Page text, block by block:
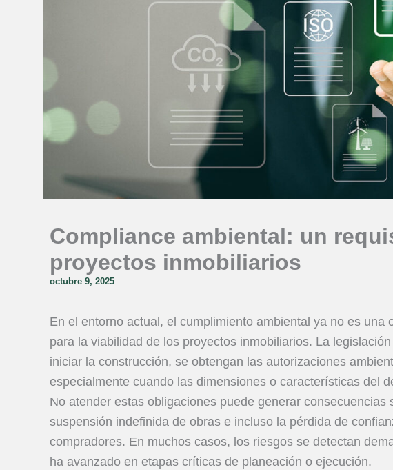
Compliance ambiental: un
proyectos inmobiliarios
octubre 9, 2025
En el entorno actual, el cumplimiento ambiental ya no es una
para la viabilidad de los proyectos inmobiliarios. La
iniciar la construcción, se obtengan las autorizaciones
especialmente cuando las dimensiones o características del
No atender estas obligaciones puede generar consecuencias
suspensión indefinida de obras e incluso la pérdida de
compradores. En muchos casos, los riesgos se detectan
ha avanzado en etapas críticas de planeación o ejecución.